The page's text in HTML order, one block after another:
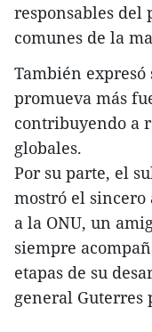
responsables del
comunes de la
También
promueva más
contribuyendo a
globales.
Por su parte, el
mostró el sincero
a la ONU, un
siempre
etapas de su
general Guterres